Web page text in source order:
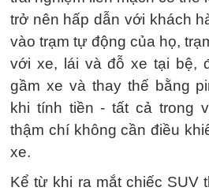
trở nên hấp dẫn với khách
vào trạm tự động của họ,
với xe, lái và đỗ xe tại bệ,
gầm xe và thay thế bằng
khi tính tiền - tất cả trong
thậm chí không cần điều
xe.
Kể từ khi ra mắt chiếc SUV